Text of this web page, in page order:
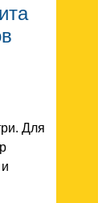
Для